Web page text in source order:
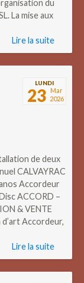
du
La mise aux
Lire la suite
LUNDI
23 Mar
2026
de deux
CALVAYRAC
Accordeur
ACCORD –
& VENTE
Accordeur,
Lire la suite